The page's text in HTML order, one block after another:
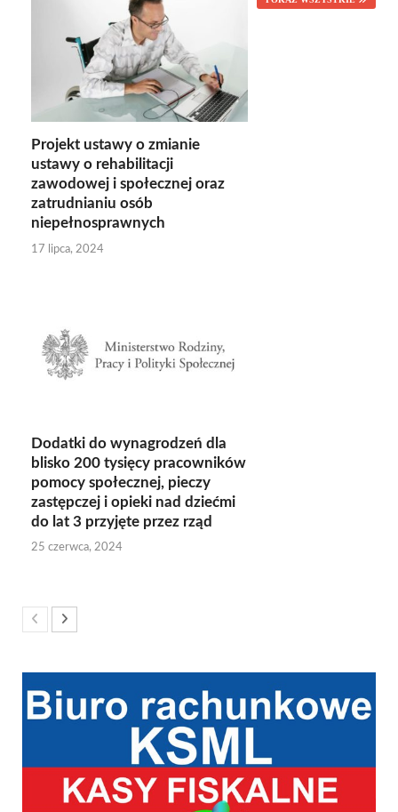
Projekt ustawy o zmianie
ustawy o rehabilitacji
zawodowej i społecznej oraz
zatrudnianiu osób
niepełnosprawnych
17 lipca, 2024
Dodatki do wynagrodzeń dla
blisko 200 tysięcy pracowników
pomocy społecznej, pieczy
zastępczej i opieki nad dziećmi
do lat 3 przyjęte przez rząd
25 czerwca, 2024